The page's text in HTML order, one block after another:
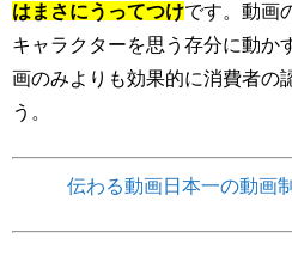
はまさにうってつけです。動画
キャラクターを思う存分に動か
画のみよりも効果的に消費者の
う。
伝わる動画日本一の動画